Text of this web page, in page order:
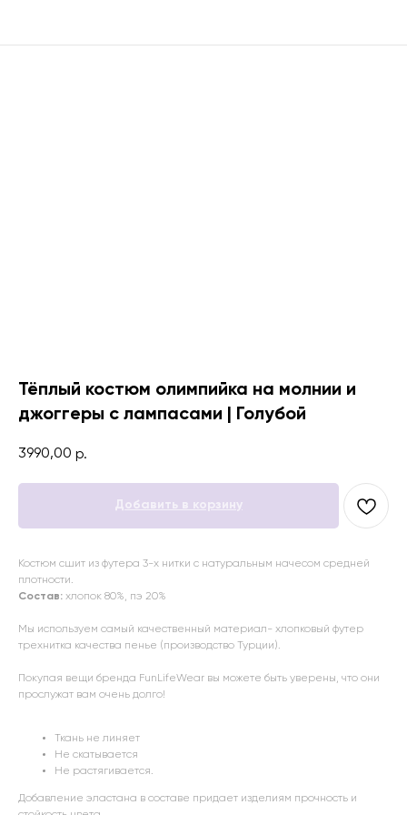
Тёплый костюм олимпийка на молнии и
джоггеры с лампасами | Голубой
3990,00 р.
Добавить в корзину
Костюм сшит из футера 3-х нитки c натуральным начесом средней
плотности.
Состав: хлопок 80%, пэ 20%
Мы используем самый качественный материал- хлопковый футер
трехнитка качества пенье (производство Турции).
Покупая вещи бренда FunLifeWear вы можете быть уверены, что они
прослужат вам очень долго!
Ткань не линяет
Не скатывается
Не растягивается.
Добавление эластана в составе придает изделиям прочность и